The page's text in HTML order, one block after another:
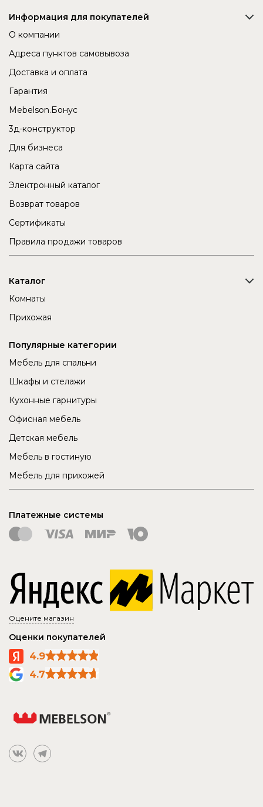
Информация для покупателей
О компании
Адреса пунктов самовывоза
Доставка и оплата
Гарантия
Mebelson.Бонус
3д-конструктор
Для бизнеса
Карта сайта
Электронный каталог
Возврат товаров
Сертификаты
Правила продажи товаров
Каталог
Комнаты
Прихожая
Популярные категории
Мебель для спальни
Шкафы и стелажи
Кухонные гарнитуры
Офисная мебель
Детская мебель
Мебель в гостиную
Мебель для прихожей
Платежные системы
Оцените магазин
Оценки покупателей
4.9
4.7